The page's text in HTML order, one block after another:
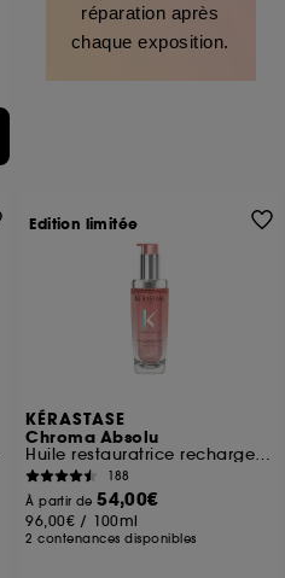
réparation après
chaque exposition.
KÉRASTASE
Chroma Absolu
Huile restauratrice rechargeable pour cheveux colorés
188
À partir de54,00€
96,00€ / 100ml
2 contenances disponibles
Edition limitée